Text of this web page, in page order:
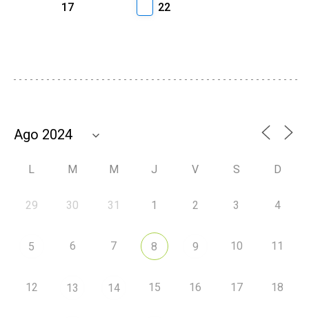
17
22
L M M J V S D
29 30 31 1 2 3 4
5 6 7 8 9 10 11
12 13 14 15 16 17 18